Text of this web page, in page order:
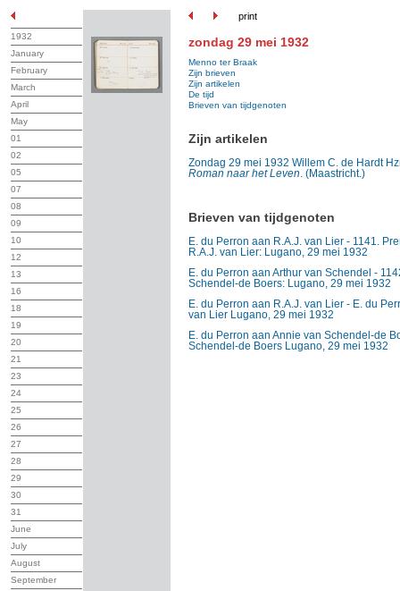
print
1932
January
February
March
April
May
01
02
05
07
08
09
10
12
13
16
18
19
20
21
23
24
25
26
27
28
29
30
31
June
July
August
September
zondag 29 mei 1932
Menno ter Braak
Zijn brieven
Zijn artikelen
De tijd
Brieven van tijdgenoten
Zijn artikelen
Zondag 29 mei 1932 Willem C. de Hardt
Roman naar het Leven . (Maastricht.)
Brieven van tijdgenoten
E. du Perron aan R.A.J. van Lier - 1141.
R.A.J. van Lier: Lugano, 29 mei 1932
E. du Perron aan Arthur van Schendel -
Schendel-de Boers: Lugano, 29 mei 1932
E. du Perron aan R.A.J. van Lier - E. du
van Lier Lugano, 29 mei 1932
E. du Perron aan Annie van Schendel-de
Schendel-de Boers Lugano, 29 mei 1932